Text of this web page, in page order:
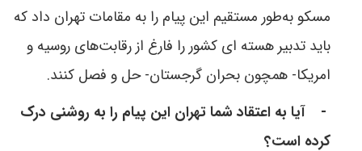
مسکو به‌طور مستقیم این پیام را به مقامات تهران داد که
باید تدبیر هسته ای کشور را فارغ از رقابت‌های روسیه و
امریکا- همچون بحران گرجستان- حل و فصل کنند.
-
آیا به اعتقاد شما تهران این پیام را به روشنی درک
کرده است؟